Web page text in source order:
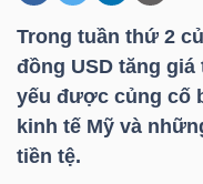
Trong tuần thứ 2
đồng USD tăng giá
yếu được củng cố
kinh tế Mỹ và
tiền tệ.
DOANH
NGHIỆP